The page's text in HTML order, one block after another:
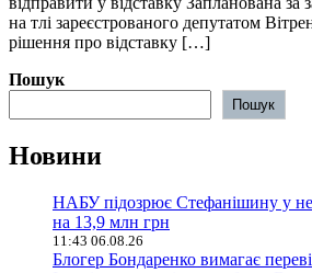
на тлі зареєстрованого депутатом
рішення про відставку […]
Пошук
Пошук
Новини
НАБУ підозрює Стефанішину у
на 13,9 млн грн
11:43 06.08.26
Блогер Бондаренко вимагає